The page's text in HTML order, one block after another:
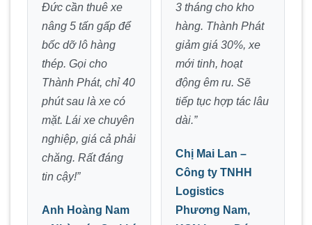
Đức cần thuê xe
nâng 5 tấn gấp để
bốc dỡ lô hàng
thép. Gọi cho
Thành Phát, chỉ 40
phút sau là xe có
mặt. Lái xe chuyên
nghiệp, giá cả phải
chăng. Rất đáng
tin cậy!”
Anh Hoàng Nam
3 tháng cho kho
hàng. Thành Phát
giảm giá 30%, xe
mới tinh, hoạt
động êm ru. Sẽ
tiếp tục hợp tác lâu
dài.”
Chị Mai Lan –
Công ty TNHH
Logistics
Phương Nam,